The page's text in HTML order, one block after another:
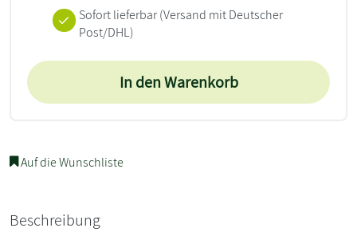
Sofort lieferbar(Versand mit Deutscher
Post/DHL)
In den Warenkorb
Auf die Wunschliste
Beschreibung